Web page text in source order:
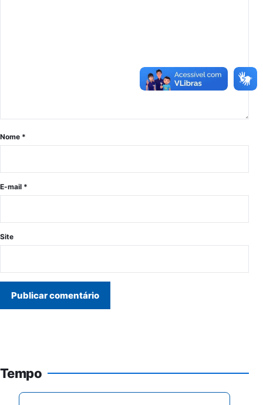
Nome *
E-mail *
Site
Tempo